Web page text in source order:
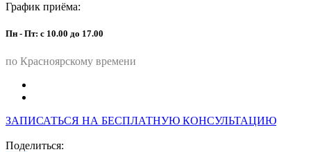
График приёма:
Пн - Пт: с 10.00 до 17.00
по Красноярскому времени
ЗАПИСАТЬСЯ НА БЕСПЛАТНУЮ КОНСУЛЬТАЦИЮ
Поделиться: